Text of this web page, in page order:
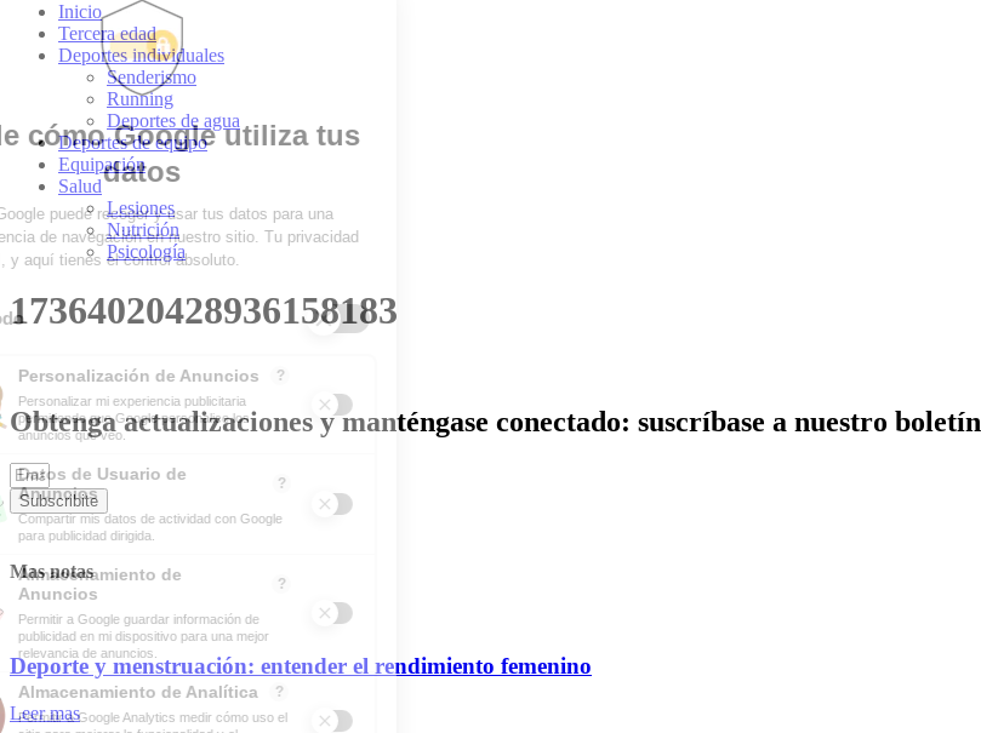
Inicio
Tercera edad
Deportes individuales
Senderismo
Running
Deportes de agua
Deportes de equipo
Equipación
Salud
Lesiones
Nutrición
Psicología
17364020428936158183
Obtenga actualizaciones y manténgase conectado: suscríbase a nuestro boletín
Subscribite
Mas notas
Deporte y menstruación: entender el rendimiento femenino
Leer mas